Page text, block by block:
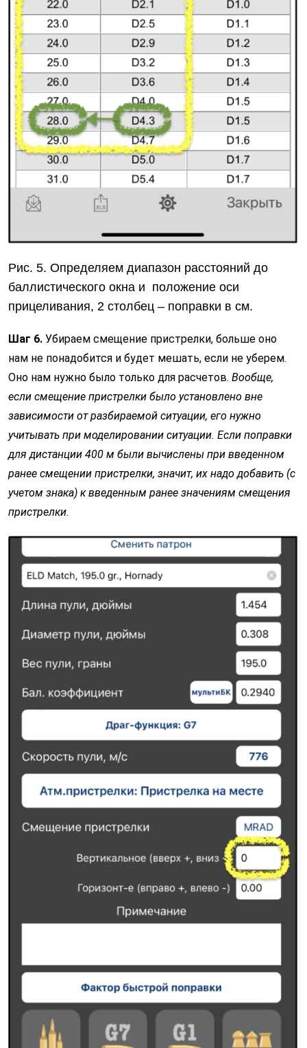
Рис. 5. Определяем диапазон расстояний до
баллистического окна и положение оси
прицеливания, 2 столбец – поправки в см.
Шаг 6. Убираем смещение пристрелки, больше оно
нам не понадобится и будет мешать, если не уберем.
Оно нам нужно было только для расчетов. Вообще,
если смещение пристрелки было установлено вне
зависимости от разбираемой ситуации, его нужно
учитывать при моделировании ситуации. Если поправки
для дистанции 400 м были вычислены при введенном
ранее смещении пристрелки, значит, их надо добавить (с
учетом знака) к введенным ранее значениям смещения
пристрелки.